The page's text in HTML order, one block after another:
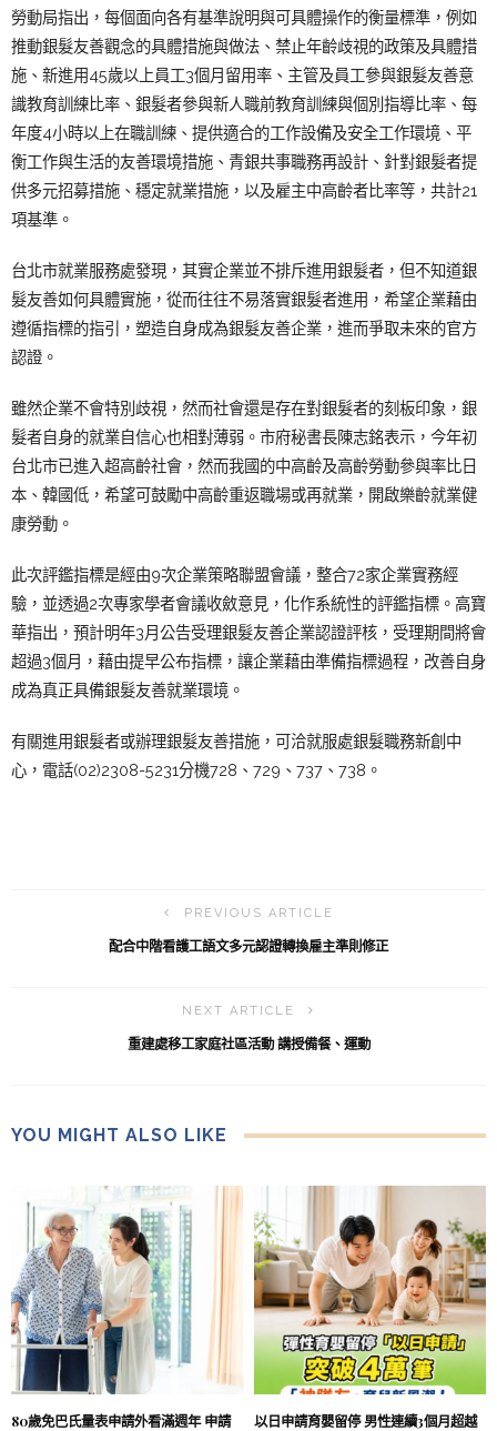
勞動局指出， 每個面向各有基準說明與可具體操作的衡量標準，例如
推動銀髮友善觀念的具體措施與做法、禁止年齡歧視的政策及具體措
施、新進用45歲以上員工3個月留用率、主管及員工參與銀髮友善意
識教育訓練比率、銀髮者參與新人職前教育訓練與個別指導比率、每
年度4小時以上在職訓練、提供適合的工作設備及安全工作環境、平
衡工作與生活的友善環境措施、青銀共事職務再設計、針對銀髮者提
供多元招募措施、穩定就業措施，以及雇主中高齡者比率等，共計21
項基準。
台北市就業服務處發現，其實企業並不排斥進用銀髮者，但不知道銀
髮友善如何具體實施，從而往往不易落實銀髮者進用，希望企業藉由
遵循指標的指引，塑造自身成為銀髮友善企業，進而爭取未來的官方
認證。
雖然企業不會特別歧視，然而社會還是存在對銀髮者的刻板印象，銀
髮者自身的就業自信心也相對薄弱。市府秘書長陳志銘表示，今年初
台北市已進入超高齡社會，然而我國的中高齡及高齡勞動參與率比日
本、韓國低，希望可鼓勵中高齡重返職場或再就業，開啟樂齡就業健
康勞動。
此次評鑑指標是經由9次企業策略聯盟會議，整合72家企業實務經
驗，並透過2次專家學者會議收斂意見，化作系統性的評鑑指標。 高寶
華指出，預計明年3月公告受理銀髮友善企業認證評核，受理期間將會
超過3個月， 藉由提早公布指標，讓企業藉由準備指標過程，改善自身
成為真正具備銀髮友善就業環境 。
有關進用銀髮者或辦理銀髮友善措施，可洽就服處銀髮職務新創中
心，電話(02)2308-5231分機728、729、737、738 。
PREVIOUS ARTICLE
配合中階看護工語文多元認證轉換雇主準則修正
NEXT ARTICLE
重建處移工家庭社區活動 講授備餐、運動
YOU MIGHT ALSO LIKE
80歲免巴氏量表申請外看滿週年 申請 以日申請育嬰留停 男性連續3個月超越